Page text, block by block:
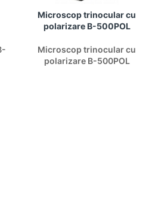
Microscop trinocular cu
polarizare B-500POL
Microscop trinocular cu
polarizare B-500POL